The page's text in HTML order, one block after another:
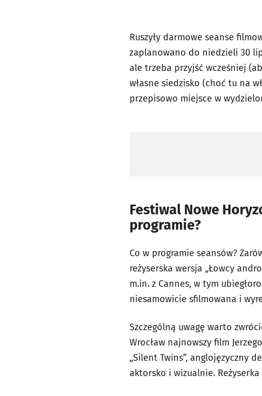
Ruszyły darmowe seanse
zaplanowano do niedzieli 30
ale trzeba przyjść wcześniej
własne siedzisko (choć tu na
przepisowo miejsce w
Festiwal Nowe
programie?
Co w programie seansów?
reżyserska wersja „Łowcy
m.in. z Cannes, w tym
niesamowicie sfilmowana i
Szczególną uwagę warto
Wrocław najnowszy film
„Silent Twins”, anglojęzyczny
aktorsko i wizualnie.